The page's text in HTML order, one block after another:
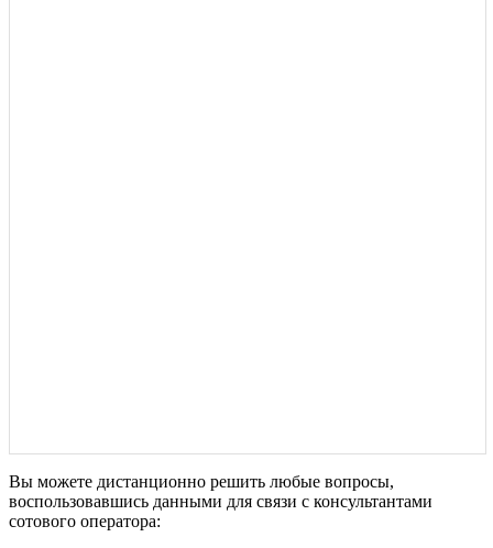
Вы можете дистанционно решить любые вопросы,
воспользовавшись данными для связи с консультантами
сотового оператора: